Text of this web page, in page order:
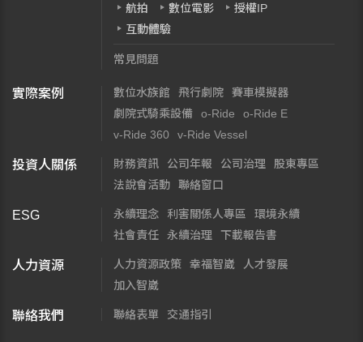
航拍
數位電影
授權IP
互動體驗
常見問題
實際案例 數位水族館 飛行劇院
賽車模擬器
劇院式騎乘設備
o-Ride
o-Ride E
v-Ride 360
v-Ride Vessel
投資人關係 財務資訊 公司年報 公司治理
股東專區
法說會活動
聯絡窗口
ESG 永續理念 利害關係人專區
環境永續
社會責任
永續治理 下載報告書
人力資源 人力資源政策 幸福智崴
人才發展
加入智崴
聯絡我們 聯絡表單 交通指引